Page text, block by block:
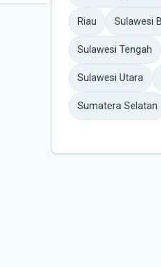
Riau Sulawesi
Sulawesi Tengah
Sulawesi Utara
Sumatera Selatan